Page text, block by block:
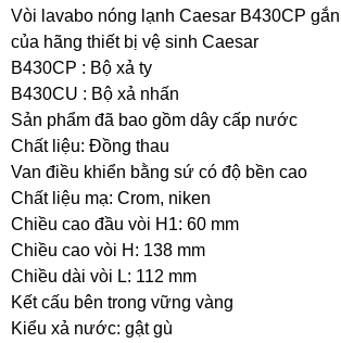
Vòi lavabo nóng lạnh Caesar B430CP
của hãng thiết bị vệ sinh Caesar
B430CP : Bộ xả ty
B430CU : Bộ xả nhấn
Sản phẩm đã bao gồm dây cấp nước
Chất liệu: Đồng thau
Van điều khiển bằng sứ có độ bền cao
Chất liệu mạ: Crom, niken
Chiều cao đầu vòi H1: 60 mm
Chiều cao vòi H: 138 mm
Chiều dài vòi L: 112 mm
Kết cấu bên trong vững vàng
Kiểu xả nước: gật gù